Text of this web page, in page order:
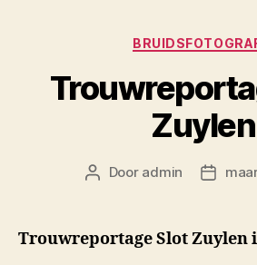
Zuylen
Berichtauteur
Door admin
Trouwreportage Slot Zuylen